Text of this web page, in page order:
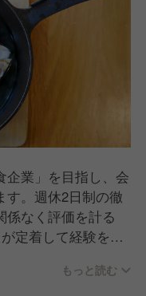
企業」を目指し、会
す。週休2日制の徹
係なく評価を計る
定着して経験を深
もっと読む